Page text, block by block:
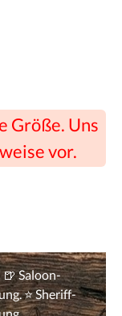
oder benutze die
Größe. Uns
vor.